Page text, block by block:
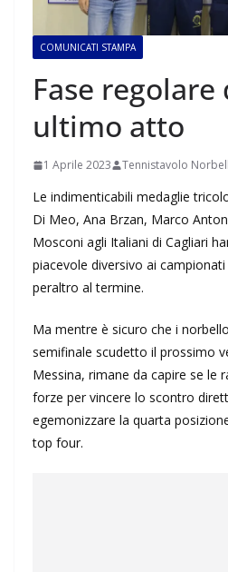
COMUNICATI STAMPA
Fase regolare
ultimo atto
1 Aprile 2023 Tennistavolo
Le indimenticabili medaglie
Di Meo, Ana Brzan, Marco
Mosconi agli Italiani di Cagliari
piacevole diversivo ai
peraltro al termine.
Ma mentre è sicuro che i
semifinale scudetto il prossimo
Messina, rimane da capire se le
forze per vincere lo scontro
egemonizzare la quarta
top four.